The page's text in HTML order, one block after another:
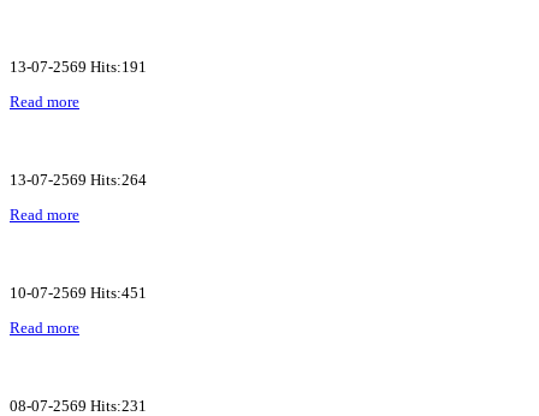
13-07-2569 Hits:191
Read more
13-07-2569 Hits:264
Read more
10-07-2569 Hits:451
Read more
08-07-2569 Hits:231